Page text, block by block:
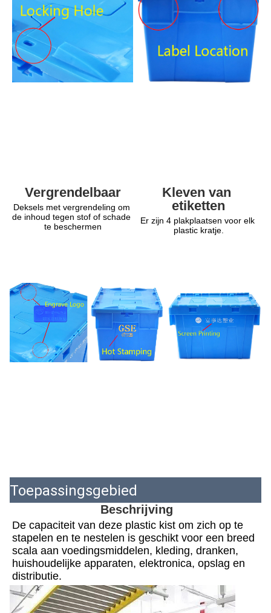
Vergrendelbaar
Deksels met vergrendeling om
de inhoud tegen stof of schade
te beschermen
Kleven van
etiketten
Er zijn 4 plakplaatsen voor elk
plastic kratje.
Toepassingsgebied
Beschrijving
De capaciteit van deze plastic kist om zich op te
stapelen en te nestelen is geschikt voor een breed
scala aan voedingsmiddelen, kleding, dranken,
huishoudelijke apparaten, elektronica, opslag en
distributie.